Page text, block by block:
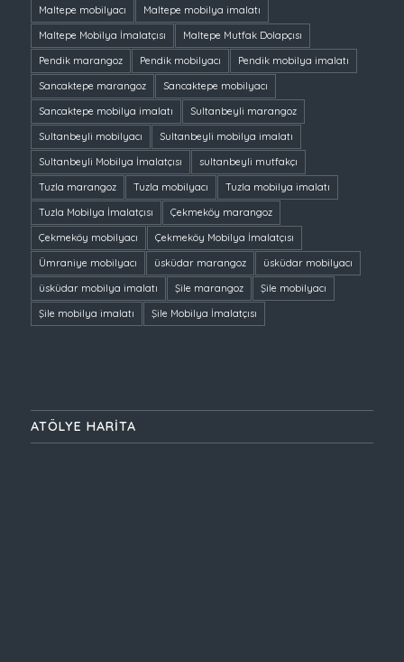
Maltepe mobilyacı
Maltepe mobilya imalatı
Maltepe Mobilya İmalatçısı
Maltepe Mutfak Dolapçısı
Pendik marangoz
Pendik mobilyacı
Pendik mobilya imalatı
Sancaktepe marangoz
Sancaktepe mobilyacı
Sancaktepe mobilya imalatı
Sultanbeyli marangoz
Sultanbeyli mobilyacı
Sultanbeyli mobilya imalatı
Sultanbeyli Mobilya İmalatçısı
sultanbeyli mutfakçı
Tuzla marangoz
Tuzla mobilyacı
Tuzla mobilya imalatı
Tuzla Mobilya İmalatçısı
Çekmeköy marangoz
Çekmeköy mobilyacı
Çekmeköy Mobilya İmalatçısı
Ümraniye mobilyacı
üsküdar marangoz
üsküdar mobilyacı
üsküdar mobilya imalatı
Şile marangoz
Şile mobilyacı
Şile mobilya imalatı
Şile Mobilya İmalatçısı
ATÖLYE HARİTA